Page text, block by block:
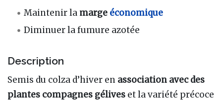
Maintenir la marge économique
Diminuer la fumure azotée
Description
Semis du colza d’hiver en association avec des
plantes compagnes gélives et la variété précoce